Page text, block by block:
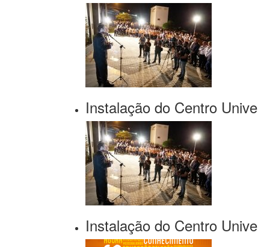
Instalação do Centro
Instalação do Centro